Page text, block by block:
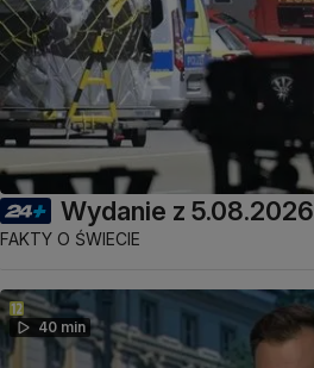
Wydanie z 5.08.2026
FAKTY O ŚWIECIE
40 min